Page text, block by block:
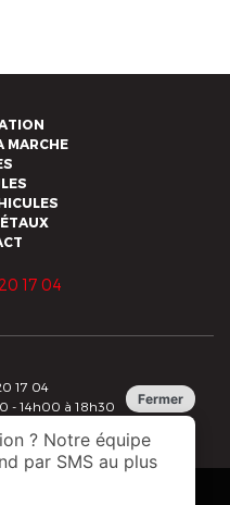
MARCHE
17 04
17 04
- 14h00 à 18h30
12h00 - 14h00 à 18h30
droits réservés
de Vente
site, vous acceptez que nous